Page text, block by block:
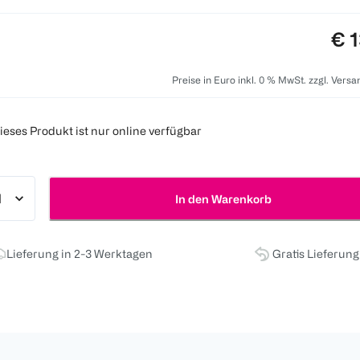
€
Preise in Euro inkl. 0 % MwSt. zzgl.
Produkt ist nur online verfügbar
In den Warenkorb
Lieferung in 2-3 Werktagen Gratis